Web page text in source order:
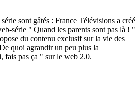
sont gâtés : France Télévisions a créé
série " Quand les parents sont pas là ! "
du contenu exclusif sur la vie des
quoi agrandir un peu plus la
fais pas ça " sur le web 2.0.